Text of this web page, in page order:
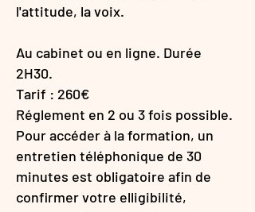
l'attitude, la voix.
Au cabinet ou en ligne. Durée
2H30.
Tarif : 260€
Réglement en 2 ou 3 fois possible.
Pour accéder à la formation, un
entretien téléphonique de 30
minutes est obligatoire afin de
confirmer votre elligibilité,